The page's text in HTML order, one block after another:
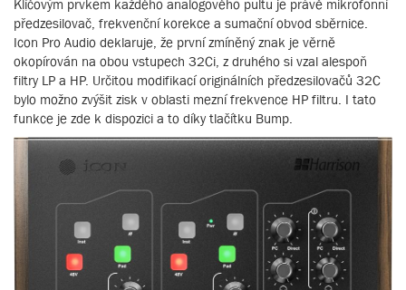
Klíčovým prvkem každého analogového pultu je právě mikrofonní
předzesilovač, frekvenční korekce a sumační obvod sběrnice.
Icon Pro Audio deklaruje, že první zmíněný znak je věrně
okopírován na obou vstupech 32Ci, z druhého si vzal alespoň
filtry LP a HP. Určitou modifikací originálních předzesilovačů 32C
bylo možno zvýšit zisk v oblasti mezní frekvence HP filtru. I tato
funkce je zde k dispozici a to díky tlačítku Bump.